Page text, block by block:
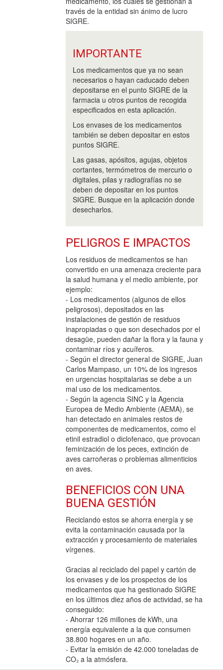
través de la entidad sin ánimo de lucro
SIGRE.
IMPORTANTE
Los medicamentos que ya no sean
necesarios o hayan caducado deben
depositarse en el punto SIGRE de la
farmacia u otros puntos de recogida
especificados en esta aplicación.
Los envases de los medicamentos
también se deben depositar en estos
puntos SIGRE.
Las gasas, apósitos, agujas, objetos
cortantes, termómetros de mercurio o
digitales, pilas y radiografías no se
deben de depositar en los puntos
SIGRE. Busque en la aplicación donde
desecharlos.
PELIGROS E IMPACTOS
Los residuos de medicamentos se han
convertido en una amenaza creciente para
la salud humana y el medio ambiente, por
ejemplo:
- Los medicamentos (algunos de ellos
peligrosos), depositados en las
instalaciones de gestión de residuos
inapropiadas o que son desechados por el
desagüe, pueden dañar la flora y la fauna y
contaminar ríos y acuíferos.
- Según el director general de SIGRE, Juan
Carlos Mampaso, un 10% de los ingresos
en urgencias hospitalarias se debe a un
mal uso de los medicamentos.
- Según la agencia SINC y la Agencia
Europea de Medio Ambiente (AEMA), se
han detectado en animales restos de
componentes de medicamentos, como el
etinil estradiol o diclofenaco, que provocan
feminización de los peces, extinción de
aves carroñeras o problemas alimenticios
en aves.
BENEFICIOS CON UNA
BUENA GESTIÓN
Reciclando estos se ahorra energía y se
evita la contaminación causada por la
extracción y procesamiento de materiales
vírgenes.
Gracias al reciclado del papel y cartón de
los envases y de los prospectos de los
medicamentos que ha gestionado SIGRE
en los últimos diez años de actividad, se ha
conseguido:
- Ahorrar 126 millones de kWh, una
energía equivalente a la que consumen
38.800 hogares en un año.
- Evitar la emisión de 42.000 toneladas de
CO₂ a la atmósfera.